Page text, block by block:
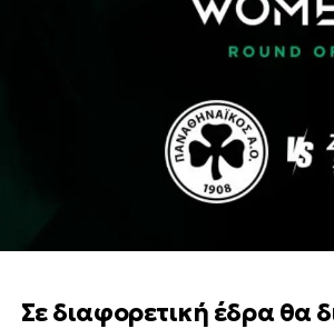
Σε διαφορετική έδρα θα